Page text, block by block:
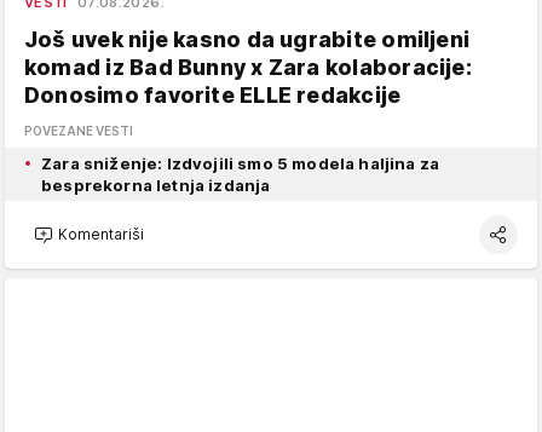
Još uvek nije kasno da ugrabite omiljeni
komad iz Bad Bunny x Zara kolaboracije:
Donosimo favorite ELLE redakcije
POVEZANE VESTI
Zara sniženje: Izdvojili smo 5 modela haljina za
besprekorna letnja izdanja
Komentariši